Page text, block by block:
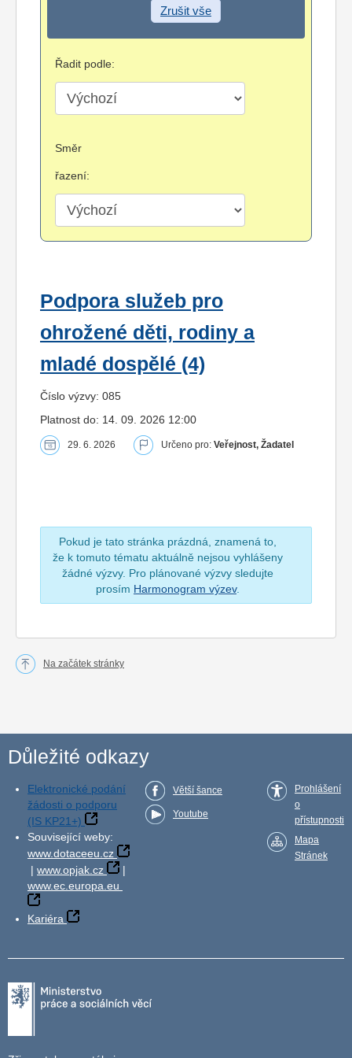
Zrušit vše
Řadit podle:
Směr
řazení:
Podpora služeb pro
ohrožené děti, rodiny a
mladé dospělé (4)
Číslo výzvy: 085
Platnost do: 14. 09. 2026 12:00
29. 6. 2026 Určeno pro: Veřejnost, Žadatel
Pokud je tato stránka prázdná, znamená to,
že k tomuto tématu aktuálně nejsou vyhlášeny
žádné výzvy. Pro plánované výzvy sledujte
prosím Harmonogram výzev.
Na začátek stránky
Důležité odkazy
Elektronické podání
žádosti o podporu
(IS KP21+)
Související weby:
www.dotaceeu.cz
| www.opjak.cz
|
www.ec.europa.eu
Kariéra
Větší šance
Youtube
Prohlášení
o
přístupnosti
Mapa
Stránek